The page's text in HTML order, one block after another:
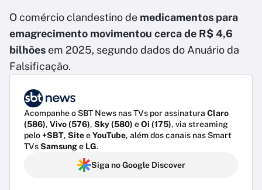
O comércio clandestino de medicamentos para
emagrecimento movimentou cerca de R$ 4,6
bilhões em 2025, segundo dados do Anuário da
Falsificação.
Acompanhe o SBT News nas TVs por assinatura Claro
(586), Vivo (576), Sky (580) eOi (175), via streaming
pelo+SBT, SiteeYouTube, além dos canais nas Smart
TVsSamsunge LG.
Siga no Google Discover